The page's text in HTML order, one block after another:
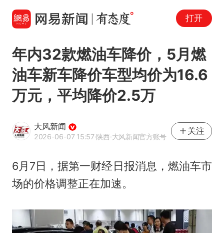
打开
年内32款燃油车降价，5月燃
油车新车降价车型均价为16.6
万元，平均降价2.5万
大风新闻
2026-06-07 15:57·陕西·大风新闻官方账号
关注
6月7日，据第一财经日报消息，燃油车市
场的价格调整正在加速。